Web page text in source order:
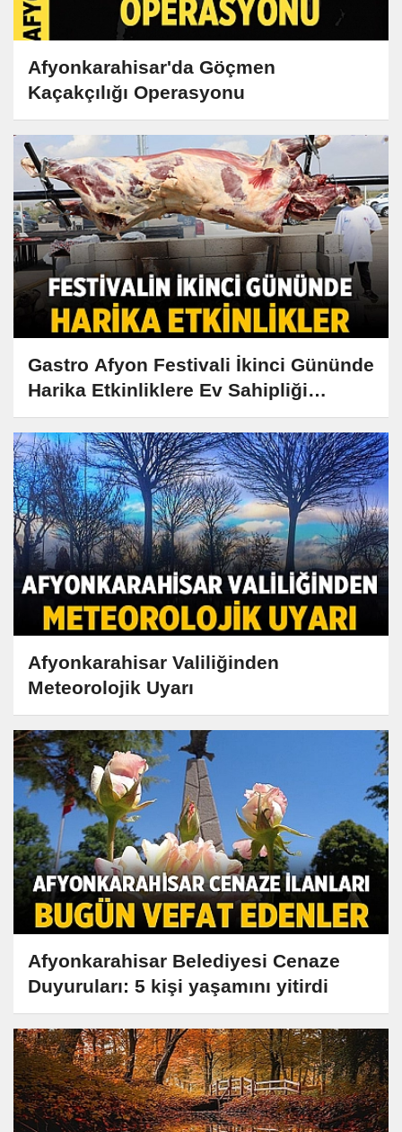
Afyonkarahisar'da Göçmen
Kaçakçılığı Operasyonu
Gastro Afyon Festivali İkinci Gününde
Harika Etkinliklere Ev Sahipliği
Yapıyor!
Afyonkarahisar Valiliğinden
Meteorolojik Uyarı
Afyonkarahisar Belediyesi Cenaze
Duyuruları: 5 kişi yaşamını yitirdi